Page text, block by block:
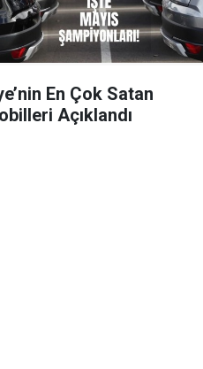
En Çok Satan
Açıklandı